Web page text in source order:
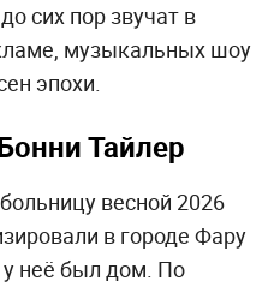
сих пор звучат в
музыкальных шоу
эпохи.
Тайлер
весной 2026
в городе Фару
у неё был дом. По